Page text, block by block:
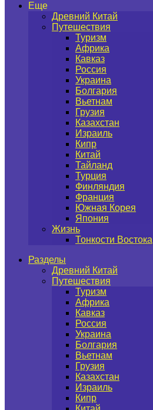
Еще
Древний Китай
Путешествия
Туризм
Африка
Кавказ
Россия
Украина
Болгария
Вьетнам
Грузия
Казахстан
Израиль
Кипр
Китай
Тайланд
Турция
Финляндия
Франция
Южная Корея
Япония
Жизнь
Тонкости Востока
Разделы
Древний Китай
Путешествия
Туризм
Африка
Кавказ
Россия
Украина
Болгария
Вьетнам
Грузия
Казахстан
Израиль
Кипр